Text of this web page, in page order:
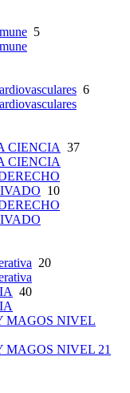
5
6
CIENCIA 37
CIENCIA
10
20
40
MAGOS NIVEL
MAGOS NIVEL 21